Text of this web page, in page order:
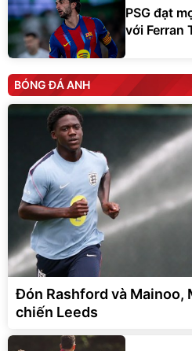
PSG đạt
với Ferran
BÓNG ĐÁ ANH
Đón Rashford và Mainoo,
chiến Leeds